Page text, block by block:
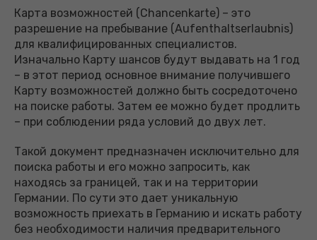
Карта возможностей (Chancenkarte) – это
разрешение на пребывание (Aufenthaltserlaubnis)
для квалифицированных специалистов.
Изначально Карту шансов будут выдавать на 1 год
– в этот период основное внимание получившего
Карту возможностей должно быть сосредоточено
на поиске работы. Затем ее можно будет продлить
– при соблюдении ряда условий до двух лет.
Такой документ предназначен исключительно для
поиска работы и его можно запросить, как
находясь за границей, так и на территории
Германии. По сути это дает уникальную
возможность приехать в Германию и искать работу
без необходимости наличия предварительного